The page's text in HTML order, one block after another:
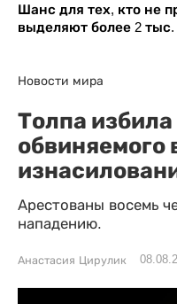
Шанс для тех, кто не
выделяют более 2 тыс.
Новости мира
Толпа
обвиняемого
Арестованы восемь
нападению.
Анастасия Цирулик